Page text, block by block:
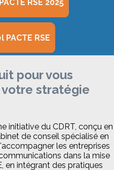
RSE 2025
RSE
pour vous
stratégie
initiative du CDRT, conçu en
de conseil spécialisé en
les entreprises
dans la mise
en intégrant des pratiques